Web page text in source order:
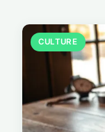
CULTURE